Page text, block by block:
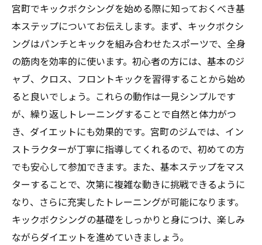
ト
仙台市青葉区で見つけた！キックボクシングで
健康的な体作り
青葉区で人気のキックボクシングジム一覧
キックボクシングがもたらす健康効果とは
仙台市青葉区でのキックボクシング体験
キックボクシングによるストレス解消法
青葉区でキックボクシングを続ける方法
健康的な体作りに役立つキックボクシング
全身運動のキックボクシングで効率的にカロリ
ー消費
キックボクシングで全身を使った効果的な
宮町でキックボクシングを始める際に知っておくべき基
本ステップについてお伝えします。まず、キックボクシ
ングはパンチとキックを組み合わせたスポーツで、全身
の筋肉を効率的に使います。初心者の方には、基本のジ
ャブ、クロス、フロントキックを習得することから始め
ると良いでしょう。これらの動作は一見シンプルです
が、繰り返しトレーニングすることで自然と体力がつ
き、ダイエットにも効果的です。宮町のジムでは、イン
ストラクターが丁寧に指導してくれるので、初めての方
でも安心して参加できます。また、基本ステップをマス
ターすることで、次第に複雑な動きに挑戦できるように
なり、さらに充実したトレーニングが可能になります。
キックボクシングの基礎をしっかりと身につけ、楽しみ
ながらダイエットを進めていきましょう。